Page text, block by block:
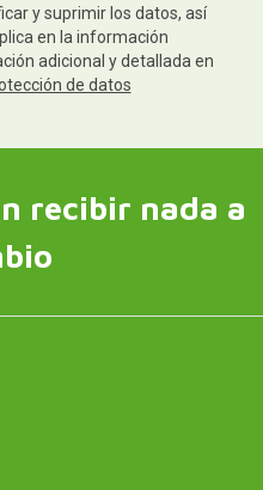
y suprimir los datos, así
en la información
adicional y detallada en
de datos
recibir nada a